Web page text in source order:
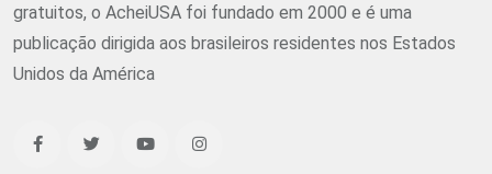
gratuitos, o AcheiUSA foi fundado em 2000 e é uma
publicação dirigida aos brasileiros residentes nos Estados
Unidos da América